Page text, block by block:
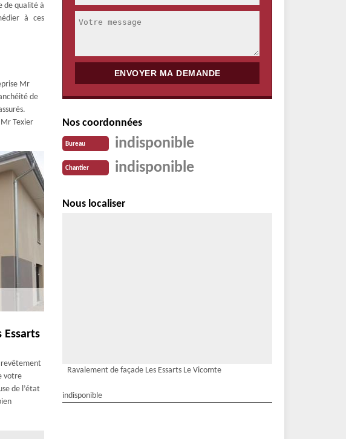
de qualité à
à ces
Mr
de
Texier
Essarts
revêtement
votre
de l’état
Nos coordonnées
Bureau indisponible
Chantier indisponible
Nous localiser
Ravalement de façade Les Essarts Le Vicomte
indisponible